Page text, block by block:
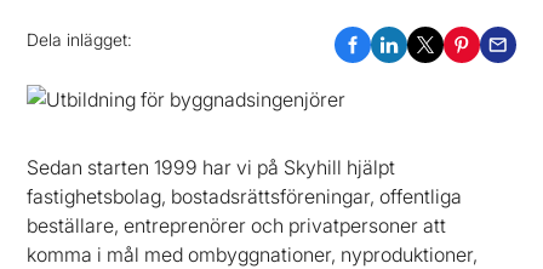
Dela inlägget:
Sedan starten 1999 har vi på Skyhill hjälpt
fastighetsbolag, bostadsrättsföreningar, offentliga
beställare, entreprenörer och privatpersoner att
komma i mål med ombyggnationer, nyproduktioner,